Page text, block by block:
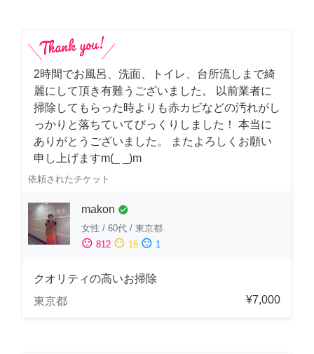
2時間でお風呂、洗面、トイレ、台所流しまで綺
麗にして頂き有難うございました。 以前業者に
掃除してもらった時よりも赤カビなどの汚れがし
っかりと落ちていてびっくりしました！ 本当に
ありがとうございました。 またよろしくお願い
申し上げますm(_ _)m
依頼されたチケット
makon check_circle
女性 / 60代 / 東京都
sentiment_satisfied 812 sentiment_neutral 16 sentiment_dissatisfied 1
クオリティの高いお掃除
東京都
¥7,000